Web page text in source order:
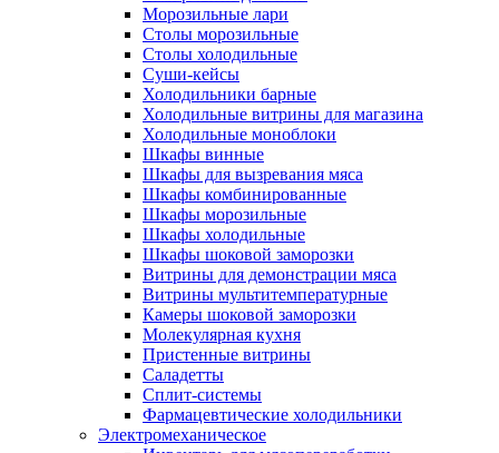
Морозильные лари
Столы морозильные
Столы холодильные
Суши-кейсы
Холодильники барные
Холодильные витрины для магазина
Холодильные моноблоки
Шкафы винные
Шкафы для вызревания мяса
Шкафы комбинированные
Шкафы морозильные
Шкафы холодильные
Шкафы шоковой заморозки
Витрины для демонстрации мяса
Витрины мультитемпературные
Камеры шоковой заморозки
Молекулярная кухня
Пристенные витрины
Саладетты
Сплит-системы
Фармацевтические холодильники
Электромеханическое